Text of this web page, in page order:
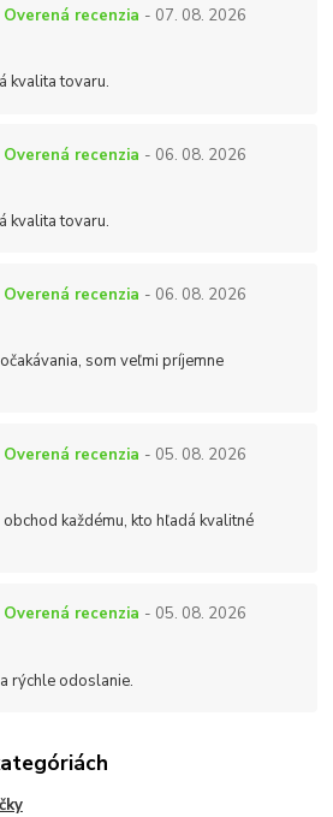
Overená recenzia - 07. 08. 2026
kvalita tovaru.
Overená recenzia - 06. 08. 2026
kvalita tovaru.
Overená recenzia - 06. 08. 2026
som veľmi príjemne
Overená recenzia - 05. 08. 2026
každému, kto hľadá kvalitné
Overená recenzia - 05. 08. 2026
rýchle odoslanie.